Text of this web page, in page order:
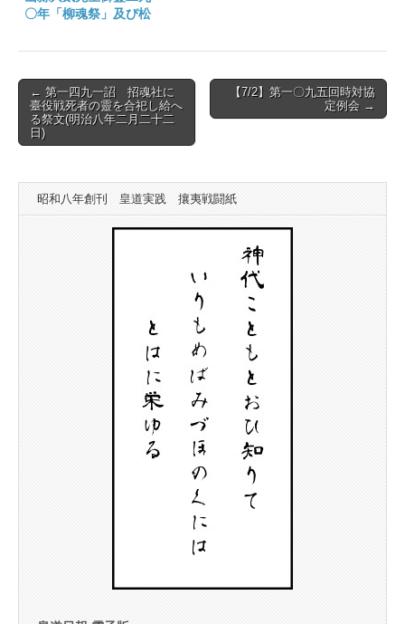
〇年「柳魂祭」及び松
Post
navigation
← 第一四九一詔 招魂社に
臺役戦死者の靈を合祀し給へ
る祭文(明治八年二月二十二
日)
【7/2】第一〇九五回時対協
定例会 →
昭和八年創刊 皇道実践 攘夷戦闘紙